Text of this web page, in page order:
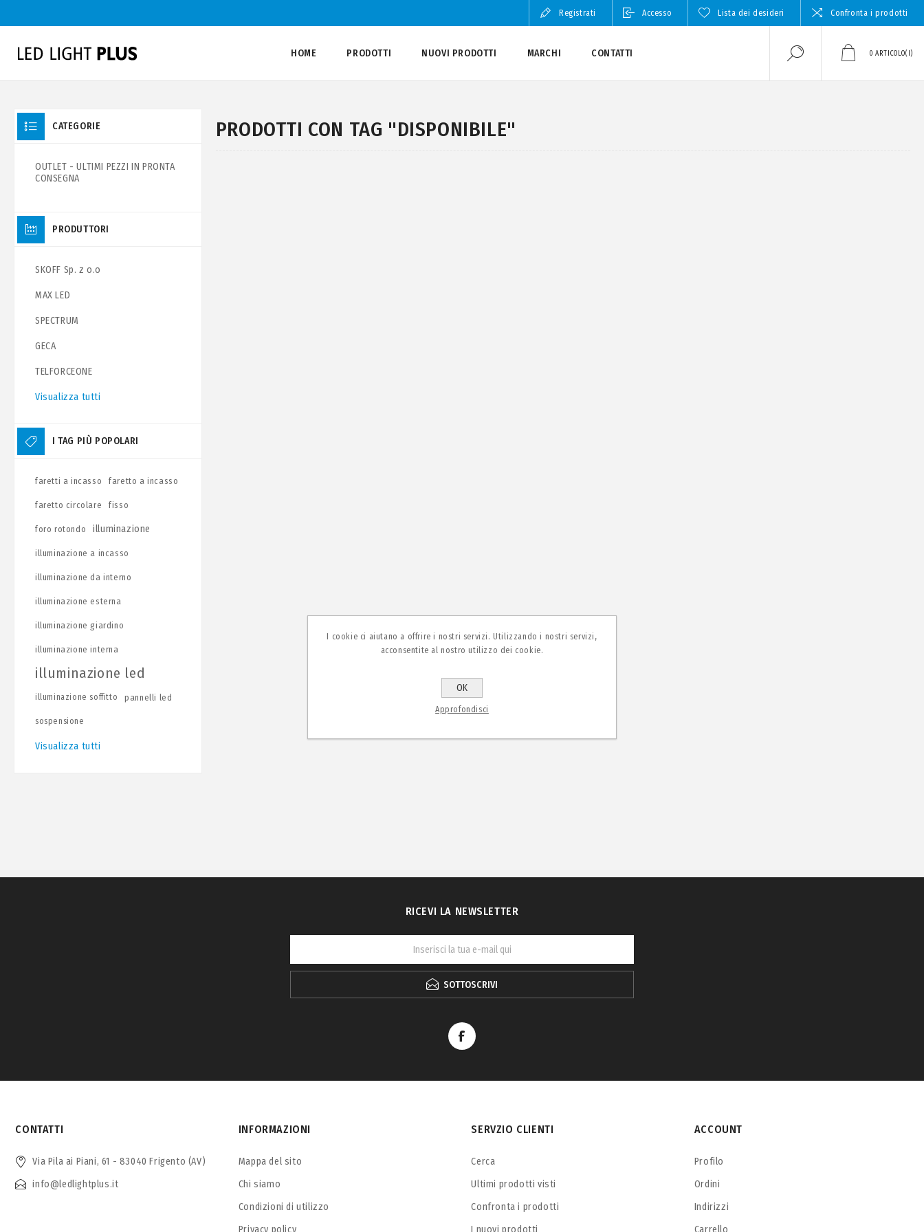
Registrati Accesso Lista dei desideri Confronta i prodotti
HOME PRODOTTI NUOVI PRODOTTI MARCHI CONTATTI 0 ARTICOLO(I)
PRODOTTI CON TAG "DISPONIBILE"
CATEGORIE
OUTLET - ULTIMI PEZZI IN PRONTA
CONSEGNA
PRODUTTORI
SKOFF Sp. z o.o
MAX LED
SPECTRUM
GECA
TELFORCEONE
Visualizza tutti
I TAG PIÙ POPOLARI
faretti a incasso faretto a incasso
faretto circolare fisso
foro rotondo illuminazione
illuminazione a incasso
illuminazione da interno
illuminazione esterna
illuminazione giardino
illuminazione interna
illuminazione led
illuminazione soffitto pannelli led
sospensione
Visualizza tutti
RICEVI LA NEWSLETTER
SOTTOSCRIVI
CONTATTI
Via Pila ai Piani, 61 - 83040 Frigento (AV)
info@ledlightplus.it
INFORMAZIONI
Mappa del sito
Chi siamo
Condizioni di utilizzo
Privacy policy
SERVZIO CLIENTI
Cerca
Ultimi prodotti visti
Confronta i prodotti
I nuovi prodotti
ACCOUNT
Profilo
Ordini
Indirizzi
Carrello
I cookie ci aiutano a offrire i nostri servizi. Utilizzando i nostri servizi,
acconsentite al nostro utilizzo dei cookie.
OK
Approfondisci